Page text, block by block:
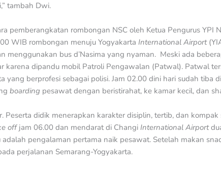
tambah Dwi.
pemberangkatan rombongan NSC oleh Ketua Pengurus YPI
WIB rombongan menuju Yogyakarta International Airport
menggunakan bus d’Nasima yang nyaman. Meski ada
karena dipandu mobil Patroli Pengawalan (Patwal). Patwal
yang berprofesi sebagai polisi. Jam 02.00 dini hari sudah tiba
boarding pesawat dengan beristirahat, ke kamar kecil, dan
Peserta didik menerapkan karakter disiplin, tertib, dan
offjam 06.00 dan mendarat di Changi International Airport
pengalaman pertama naik pesawat. Setelah makan
perjalanan Semarang-Yogyakarta.